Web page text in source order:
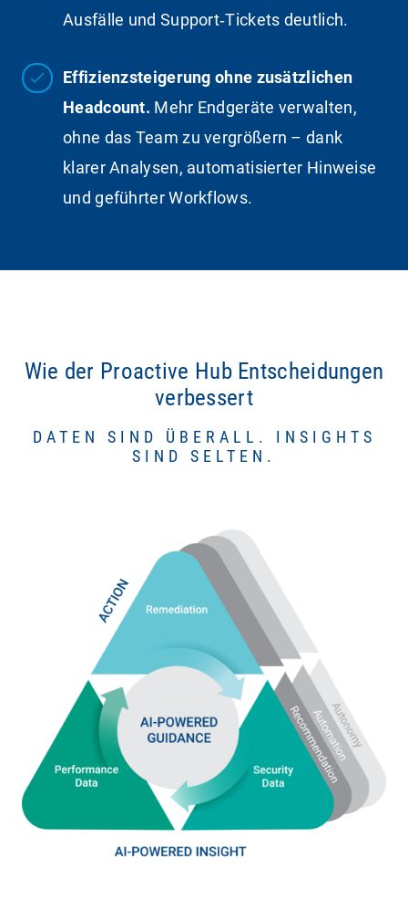
Ausfälle und Support‑Tickets deutlich.
Effizienzsteigerung ohne zusätzlichen
Headcount. Mehr Endgeräte verwalten,
ohne das Team zu vergrößern – dank
klarer Analysen, automatisierter Hinweise
und geführter Workflows.
Wie der Proactive Hub Entscheidungen
verbessert
DATEN SIND ÜBERALL. INSIGHTS
SIND SELTEN.